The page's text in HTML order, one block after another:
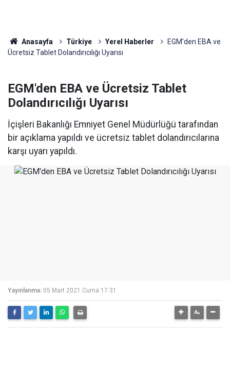
Anasayfa Türkiye Yerel Haberler
EGM'den EBA ve
Ücretsiz Tablet Dolandırıcılığı Uyarısı
EGM'den EBA ve Ücretsiz Tablet
Dolandırıcılığı Uyarısı
İçişleri Bakanlığı Emniyet Genel Müdürlüğü tarafından
bir açıklama yapıldı ve ücretsiz tablet dolandırıcılarına
karşı uyarı yapıldı.
Yayınlanma: 05 Mart 2021 Cuma 17:31